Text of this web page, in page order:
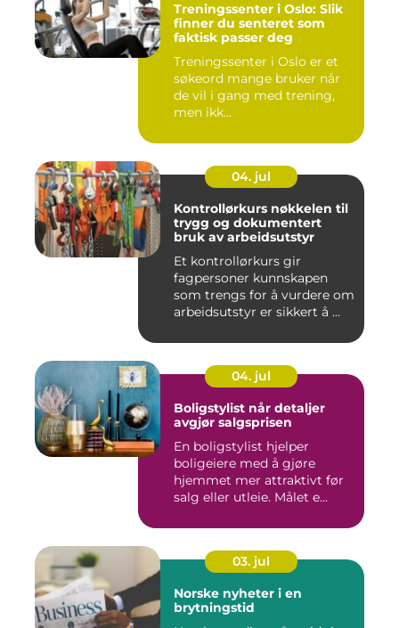
Treningssenter i Oslo: Slik
finner du senteret som
faktisk passer deg
Treningssenter i Oslo er et
søkeord mange bruker når
de vil i gang med trening,
men ikk...
04. jul
Kontrollørkurs nøkkelen til
trygg og dokumentert
bruk av arbeidsutstyr
Et kontrollørkurs gir
fagpersoner kunnskapen
som trengs for å vurdere om
arbeidsutstyr er sikkert å ...
04. jul
Boligstylist når detaljer
avgjør salgsprisen
En boligstylist hjelper
boligeiere med å gjøre
hjemmet mer attraktivt før
salg eller utleie. Målet e...
03. jul
Norske nyheter i en
brytningstid